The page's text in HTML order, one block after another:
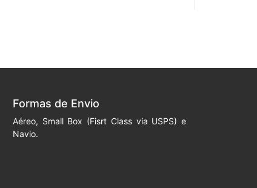
Formas de Envio
Aéreo, Small Box (Fisrt Class via USPS) e
Navio.